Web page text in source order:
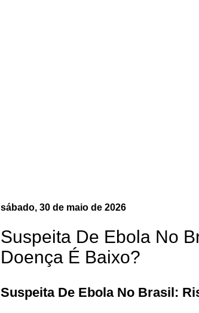
sábado, 30 de maio de 2026
Suspeita De Ebola No
Doença É Baixo?
Suspeita De Ebola No Brasil: